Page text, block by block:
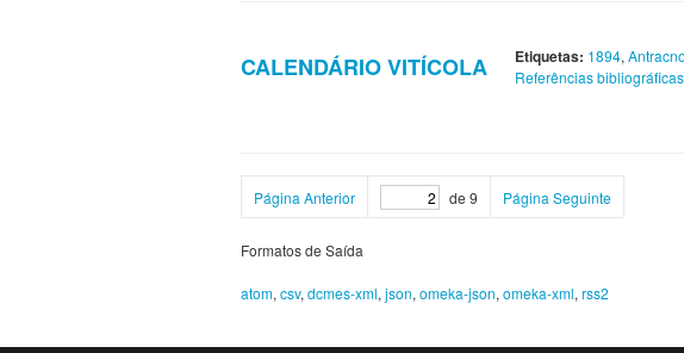
CALENDÁRIO VITÍCOLA Etiquetas: 1894,
Referências bibliográficas
Página Anterior de 9 Página Seguinte
Formatos de Saída
atom, csv, dcmes-xml, json, omeka-json, omeka-xml, rss2